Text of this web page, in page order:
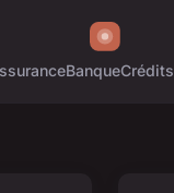
BanqueCrédits